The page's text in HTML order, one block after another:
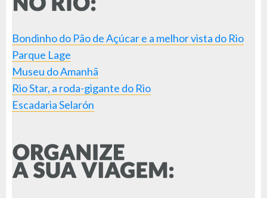
Bondinho do Pão de Açúcar e a melhor vista do Rio
Parque Lage
Museu do Amanhã
Rio Star, a roda-gigante do Rio
Escadaria Selarón